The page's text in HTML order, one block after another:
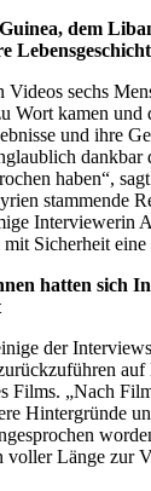
dem
Videos sechs
Wort kamen und
und ihre
dankbar
haben“,
stammende
Interviewerin
mit Sicherheit
hatten sich
der
Films. „Nach
Hintergründe
Länge zur